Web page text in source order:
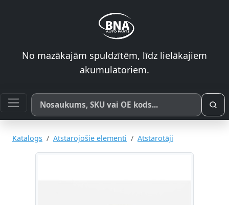
No mazākajām spuldzītēm, līdz lielākajiem
akumulatoriem.
Meklēt pēc produkta nosaukuma, SKU vai OE koda
Katalogs Atstarojošie elementi Atstarotāji